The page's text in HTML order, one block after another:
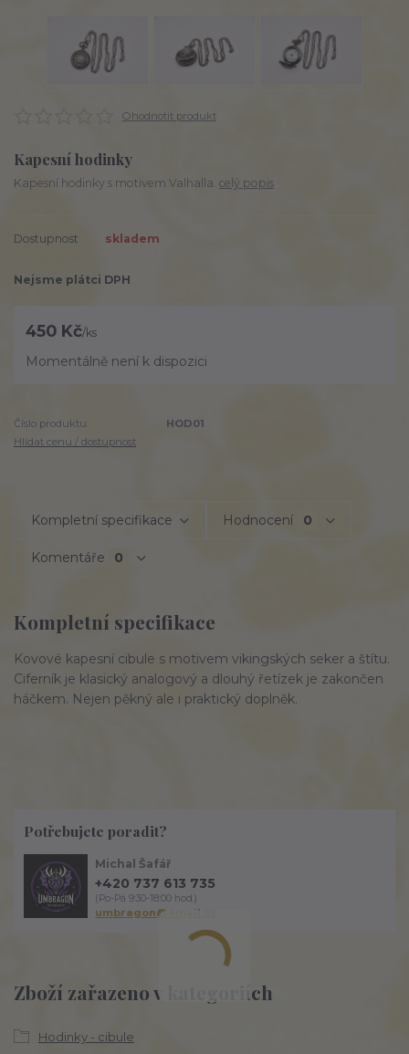
Ohodnotit produkt
Kapesní hodinky
Kapesní hodinky s motivem Valhalla. celý popis
Dostupnost skladem
Nejsme plátci DPH
450 Kč/ks
Momentálně není k dispozici
Číslo produktu:
HOD01
Hlídat cenu / dostupnost
Kompletní specifikace Hodnocení 0
Komentáře 0
Kompletní specifikace
Kovové kapesní cibule s motivem vikingských seker a štítu.
Ciferník je klasický analogový a dlouhý řetízek je zakončen
háčkem. Nejen pěkný ale i praktický doplněk.
Zboží zařazeno v kategoriích
Hodinky - cibule
Potřebujete poradit?
Michal Šafář
+420 737 613 735
(Po-Pá 9:30-18:00 hod.)
umbragon@email.cz